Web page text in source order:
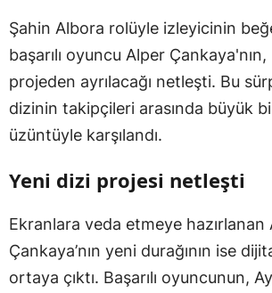
Şahin Albora rolüyle izleyicinin
başarılı oyuncu Alper
projeden ayrılacağı netleşti. Bu
dizinin takipçileri arasında büyük
üzüntüyle karşılandı.
Yeni dizi projesi netleşti
Ekranlara veda etmeye hazırlanan
Çankaya’nın yeni durağının ise
ortaya çıktı. Başarılı oyuncunun,